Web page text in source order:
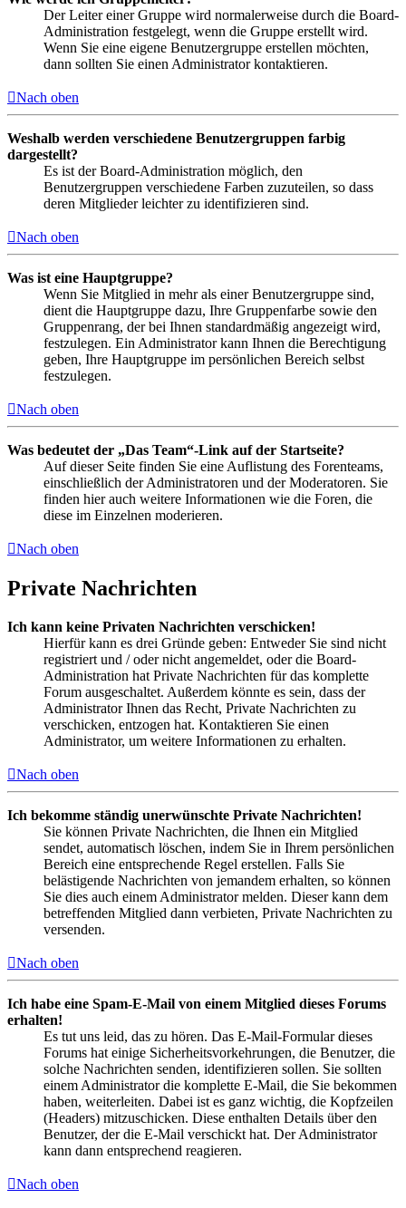
Der Leiter einer Gruppe wird normalerweise durch die Board-
Administration festgelegt, wenn die Gruppe erstellt wird.
Wenn Sie eine eigene Benutzergruppe erstellen möchten,
dann sollten Sie einen Administrator kontaktieren.
Nach oben
Weshalb werden verschiedene Benutzergruppen farbig
dargestellt?
Es ist der Board-Administration möglich, den
Benutzergruppen verschiedene Farben zuzuteilen, so dass
deren Mitglieder leichter zu identifizieren sind.
Nach oben
Was ist eine Hauptgruppe?
Wenn Sie Mitglied in mehr als einer Benutzergruppe sind,
dient die Hauptgruppe dazu, Ihre Gruppenfarbe sowie den
Gruppenrang, der bei Ihnen standardmäßig angezeigt wird,
festzulegen. Ein Administrator kann Ihnen die Berechtigung
geben, Ihre Hauptgruppe im persönlichen Bereich selbst
festzulegen.
Nach oben
Was bedeutet der „Das Team“-Link auf der Startseite?
Auf dieser Seite finden Sie eine Auflistung des Forenteams,
einschließlich der Administratoren und der Moderatoren. Sie
finden hier auch weitere Informationen wie die Foren, die
diese im Einzelnen moderieren.
Nach oben
Private Nachrichten
Ich kann keine Privaten Nachrichten verschicken!
Hierfür kann es drei Gründe geben: Entweder Sie sind nicht
registriert und / oder nicht angemeldet, oder die Board-
Administration hat Private Nachrichten für das komplette
Forum ausgeschaltet. Außerdem könnte es sein, dass der
Administrator Ihnen das Recht, Private Nachrichten zu
verschicken, entzogen hat. Kontaktieren Sie einen
Administrator, um weitere Informationen zu erhalten.
Nach oben
Ich bekomme ständig unerwünschte Private Nachrichten!
Sie können Private Nachrichten, die Ihnen ein Mitglied
sendet, automatisch löschen, indem Sie in Ihrem persönlichen
Bereich eine entsprechende Regel erstellen. Falls Sie
belästigende Nachrichten von jemandem erhalten, so können
Sie dies auch einem Administrator melden. Dieser kann dem
betreffenden Mitglied dann verbieten, Private Nachrichten zu
versenden.
Nach oben
Ich habe eine Spam-E-Mail von einem Mitglied dieses Forums
erhalten!
Es tut uns leid, das zu hören. Das E-Mail-Formular dieses
Forums hat einige Sicherheitsvorkehrungen, die Benutzer, die
solche Nachrichten senden, identifizieren sollen. Sie sollten
einem Administrator die komplette E-Mail, die Sie bekommen
haben, weiterleiten. Dabei ist es ganz wichtig, die Kopfzeilen
(Headers) mitzuschicken. Diese enthalten Details über den
Benutzer, der die E-Mail verschickt hat. Der Administrator
kann dann entsprechend reagieren.
Nach oben